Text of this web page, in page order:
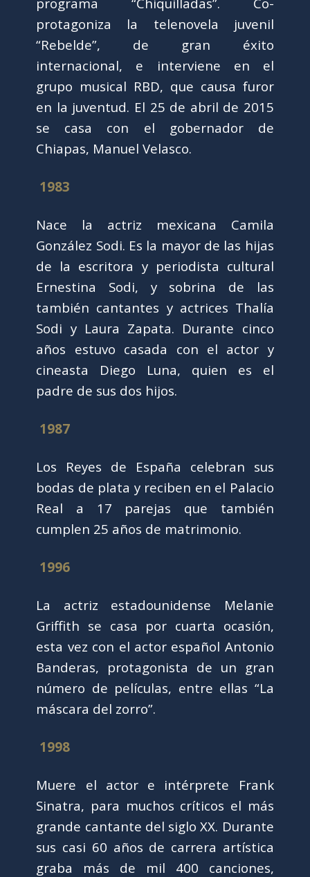
protagoniza la telenovela juvenil
“Rebelde”, de gran éxito
internacional, e interviene en el
grupo musical RBD, que causa furor
en la juventud. El 25 de abril de 2015
se casa con el gobernador de
Chiapas, Manuel Velasco.
1983
Nace la actriz mexicana Camila
González Sodi. Es la mayor de las hijas
de la escritora y periodista cultural
Ernestina Sodi, y sobrina de las
también cantantes y actrices Thalía
Sodi y Laura Zapata. Durante cinco
años estuvo casada con el actor y
cineasta Diego Luna, quien es el
padre de sus dos hijos.
1987
Los Reyes de España celebran sus
bodas de plata y reciben en el Palacio
Real a 17 parejas que también
cumplen 25 años de matrimonio.
1996
La actriz estadounidense Melanie
Griffith se casa por cuarta ocasión,
esta vez con el actor español Antonio
Banderas, protagonista de un gran
número de películas, entre ellas “La
máscara del zorro”.
1998
Muere el actor e intérprete Frank
Sinatra, para muchos críticos el más
grande cantante del siglo XX. Durante
sus casi 60 años de carrera artística
graba más de mil 400 canciones,